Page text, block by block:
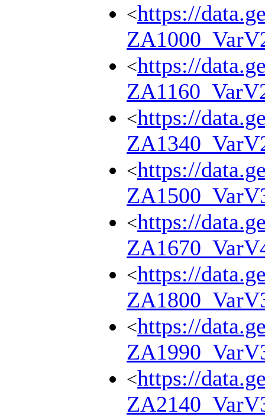
<https://
<https://
<https://
<https://
<https://
<https://
<https://
<https://